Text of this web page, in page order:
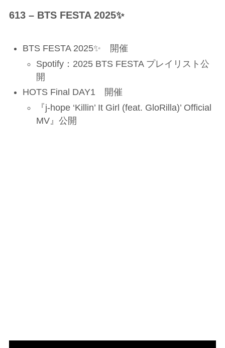
613 – BTS FESTA 2025✨
BTS FESTA 2025✨ 開催
Spotify：2025 BTS FESTA プレイリスト公
開
HOTS Final DAY1 開催
『j-hope ‘Killin’ It Girl (feat. GloRilla)’ Official
MV』公開